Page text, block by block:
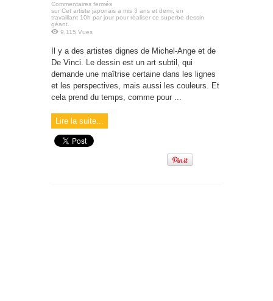
Commentaires fermés
sur Cet artiste japonais a mis 3 ans et demi, en
travaillant 10h par jour pour réaliser ce superbe dessin
géant.
9,115 Vues
Il y a des artistes dignes de Michel-Ange et de
De Vinci. Le dessin est un art subtil, qui
demande une maîtrise certaine dans les lignes
et les perspectives, mais aussi les couleurs. Et
cela prend du temps, comme pour ...
Lire la suite...